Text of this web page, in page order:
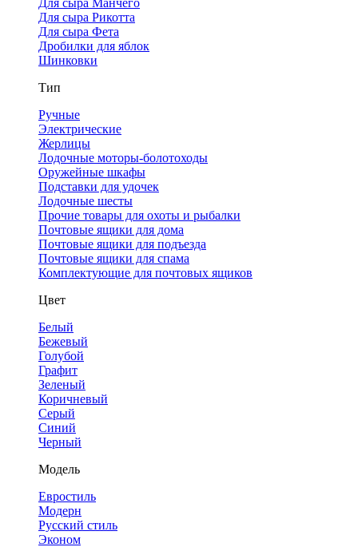
Для сыра Манчего
Для сыра Рикотта
Для сыра Фета
Дробилки для яблок
Шинковки
Тип
Ручные
Электрические
Жерлицы
Лодочные моторы-болотоходы
Оружейные шкафы
Подставки для удочек
Лодочные шесты
Прочие товары для охоты и рыбалки
Почтовые ящики для дома
Почтовые ящики для подъезда
Почтовые ящики для спама
Комплектующие для почтовых ящиков
Цвет
Белый
Бежевый
Голубой
Графит
Зеленый
Коричневый
Серый
Синий
Черный
Модель
Евростиль
Модерн
Русский стиль
Эконом